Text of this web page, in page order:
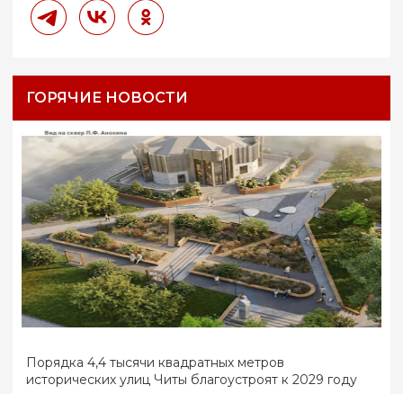
ГОРЯЧИЕ НОВОСТИ
Порядка 4,4 тысячи квадратных метров
исторических улиц Читы благоустроят к 2029 году